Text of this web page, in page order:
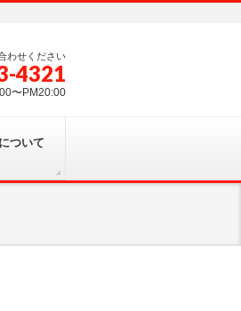
わせください
4321
〜PM20:00
ついて